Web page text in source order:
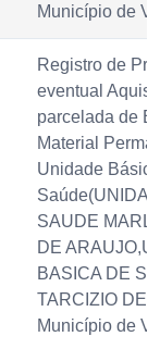
Município de
Registro de
eventual
parcelada de
Material
Unidade
SAUDE
DE
BASICA DE
TARCIZIO DE
Município de